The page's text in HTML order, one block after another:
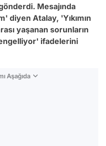
Mesajında
diyen Atalay, 'Yıkımın
yaşanan sorunların
ifadelerini
Aşağıda